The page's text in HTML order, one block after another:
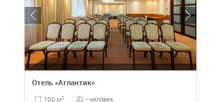
Отель «Атлантик»
100 м2 - человек